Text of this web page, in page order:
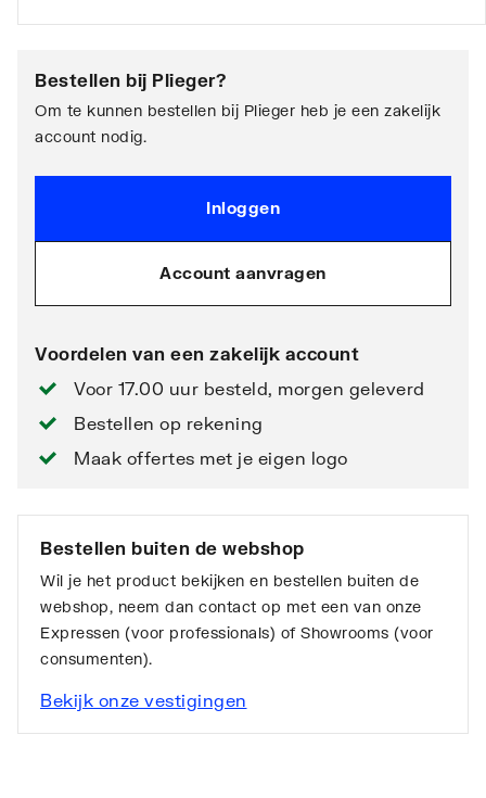
Bestellen bij Plieger?
Om te kunnen bestellen bij Plieger heb je een zakelijk
account nodig.
Inloggen
Account aanvragen
Voordelen van een zakelijk account
Voor 17.00 uur besteld, morgen geleverd
Bestellen op rekening
Maak offertes met je eigen logo
Bestellen buiten de webshop
Wil je het product bekijken en bestellen buiten de
webshop, neem dan contact op met een van onze
Expressen (voor professionals) of Showrooms (voor
consumenten).
Bekijk onze vestigingen